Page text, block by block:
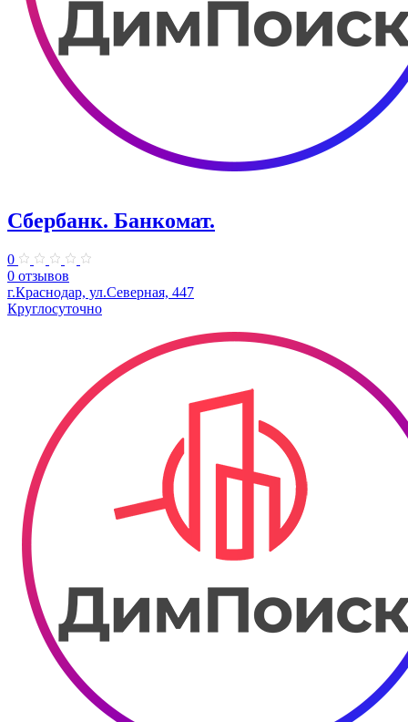
Сбербанк. Банкомат.
0
0 отзывов
г.Краснодар, ул.Северная, 447
Круглосуточно